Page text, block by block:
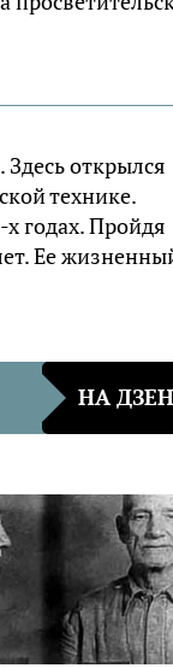
открылся
технике.
годах. Пройдя
Ее
НА ДЗЕН